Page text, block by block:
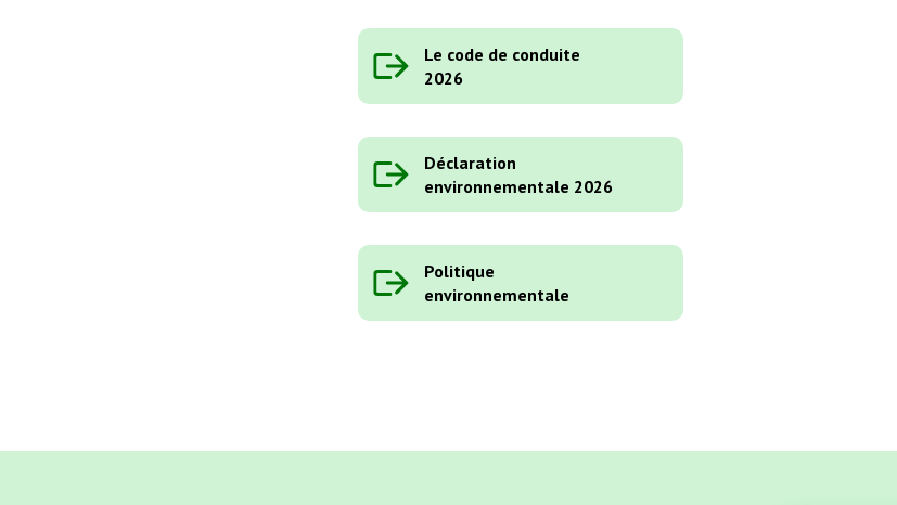
Le code de conduite
2026
Déclaration
environnementale 2026
Politique
environnementale